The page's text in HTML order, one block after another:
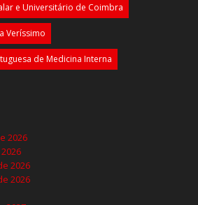
e Universitário de Coimbra
Veríssimo
de Medicina Interna
2026
2026
2026